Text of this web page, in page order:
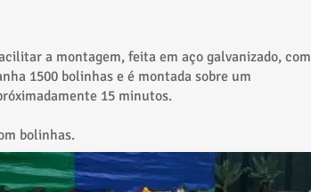
a montagem, feita em aço galvanizado, com
1500 bolinhas e é montada sobre um
15 minutos.
bolinhas.